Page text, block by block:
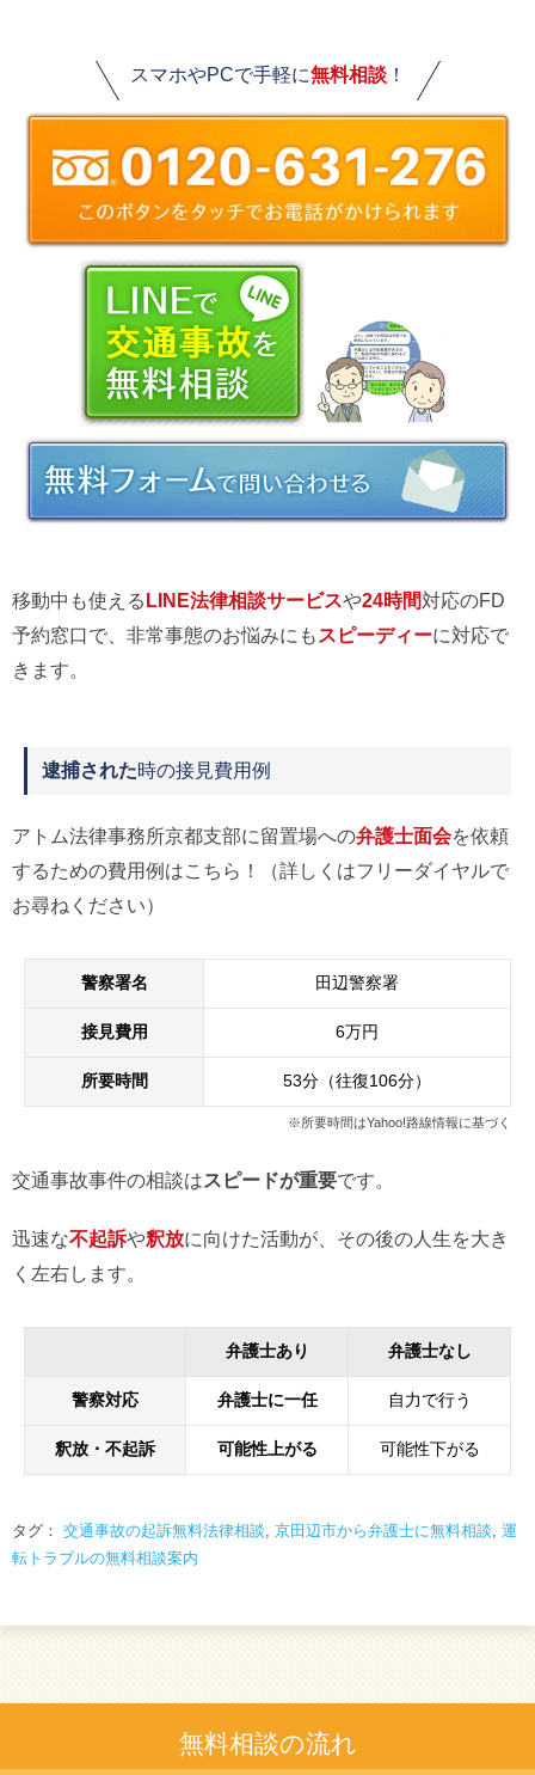
スマホやPCで手軽に無料相談！
移動中も使えるLINE法律相談サービスや24時間対応のFD
予約窓口で、非常事態のお悩みにも スピーディーに対応で
きます。
逮捕された時の接見費用例
アトム法律事務所京都支部に留置場への弁護士面会を依頼
するための費用例はこちら！（詳しくはフリーダイヤルで
お尋ねください）
警察署名 田辺警察署
接見費用 6万円
所要時間 53分（往復106分）
※所要時間はYahoo!路線情報に基づく
交通事故事件の相談はスピードが重要です。
迅速な不起訴や釈放に向けた活動が、その後の人生を大き
く左右します。
弁護士あり 弁護士なし
警察対応 弁護士に一任 自力で行う
釈放・不起訴 可能性上がる 可能性下がる
タグ： 交通事故の起訴無料法律相談, 京田辺市から弁護士に無料相談, 運
転トラブルの無料相談案内
無料相談の流れ